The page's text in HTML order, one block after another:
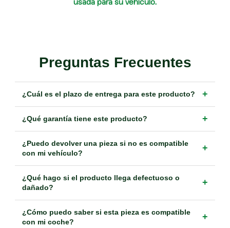
usada para su vehículo.
Preguntas Frecuentes
¿Cuál es el plazo de entrega para este producto? +
¿Qué garantía tiene este producto? +
¿Puedo devolver una pieza si no es compatible
con mi vehículo?
+
¿Qué hago si el producto llega defectuoso o
dañado?
+
¿Cómo puedo saber si esta pieza es compatible
con mi coche?
+